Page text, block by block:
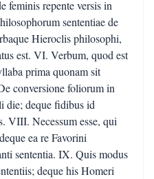
feminis repente versis in
sententiae de
Hieroclis philosophi,
est. VI. Verbum, quod est
prima quonam sit
conversione foliorum in
die; deque fidibus id
VIII. Necessum esse, qui
ea re Favorini
sententia. IX. Quis modus
deque his Homeri